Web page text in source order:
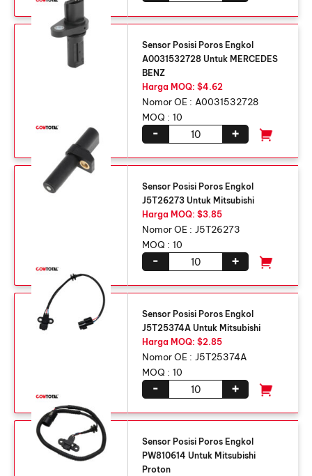
Sensor Posisi Poros Engkol
A0031532728 Untuk MERCEDES
BENZ
Harga MOQ: $4.62
Nomor OE : A0031532728
MOQ : 10
+
-
Sensor Posisi Poros Engkol
J5T26273 Untuk Mitsubishi
Harga MOQ: $3.85
Nomor OE : J5T26273
MOQ : 10
+
-
Sensor Posisi Poros Engkol
J5T25374A Untuk Mitsubishi
Harga MOQ: $2.85
Nomor OE : J5T25374A
MOQ : 10
+
-
Sensor Posisi Poros Engkol
PW810614 Untuk Mitsubishi
Proton